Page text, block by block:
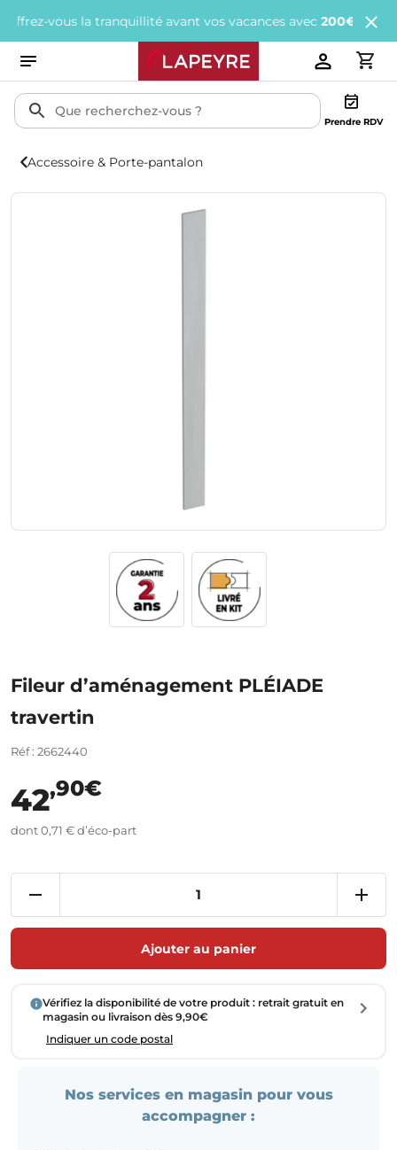
vous la tranquillité avant vos vacances avec 200€ offerts
Prendre RDV
Accessoire & Porte-pantalon
Fileur d’aménagement PLÉIADE
travertin
Réf : 2662440
42,90€
dont 0,71 € d’éco-part
Ajouter au panier
Vérifiez la disponibilité de votre produit : retrait gratuit en
magasin ou livraison dès 9,90€
Indiquer un code postal
Nos services en magasin pour vous
accompagner :